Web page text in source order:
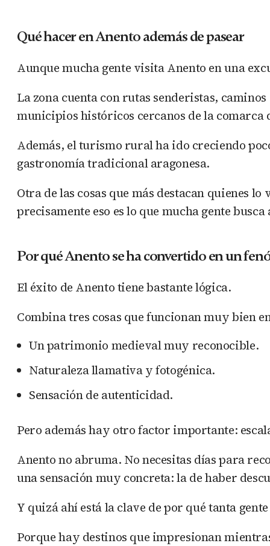
Qué hacer en Anento además de pasear
Aunque mucha gente visita Anento en una
La zona cuenta con rutas senderistas,
municipios históricos cercanos de la comarca
Además, el turismo rural ha ido creciendo
gastronomía tradicional aragonesa.
Otra de las cosas que más destacan quienes
precisamente eso es lo que mucha gente
Por qué Anento se ha convertido en un
El éxito de Anento tiene bastante lógica.
Combina tres cosas que funcionan muy bien
Un patrimonio medieval muy reconocible.
Naturaleza llamativa y fotogénica.
Sensación de autenticidad.
Pero además hay otro factor importante:
Anento no abruma. No necesitas días para
una sensación muy concreta: la de haber
Y quizá ahí está la clave de por qué tanta
Porque hay destinos que impresionan